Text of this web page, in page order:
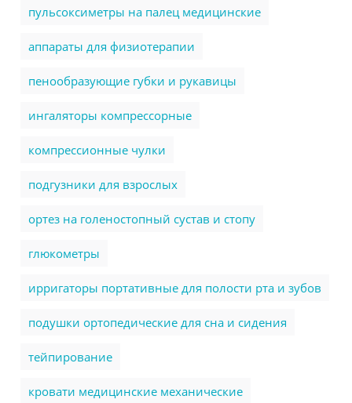
пульсоксиметры на палец медицинские
аппараты для физиотерапии
пенообразующие губки и рукавицы
ингаляторы компрессорные
компрессионные чулки
подгузники для взрослых
ортез на голеностопный сустав и стопу
глюкометры
ирригаторы портативные для полости рта и зубов
подушки ортопедические для сна и сидения
тейпирование
кровати медицинские механические